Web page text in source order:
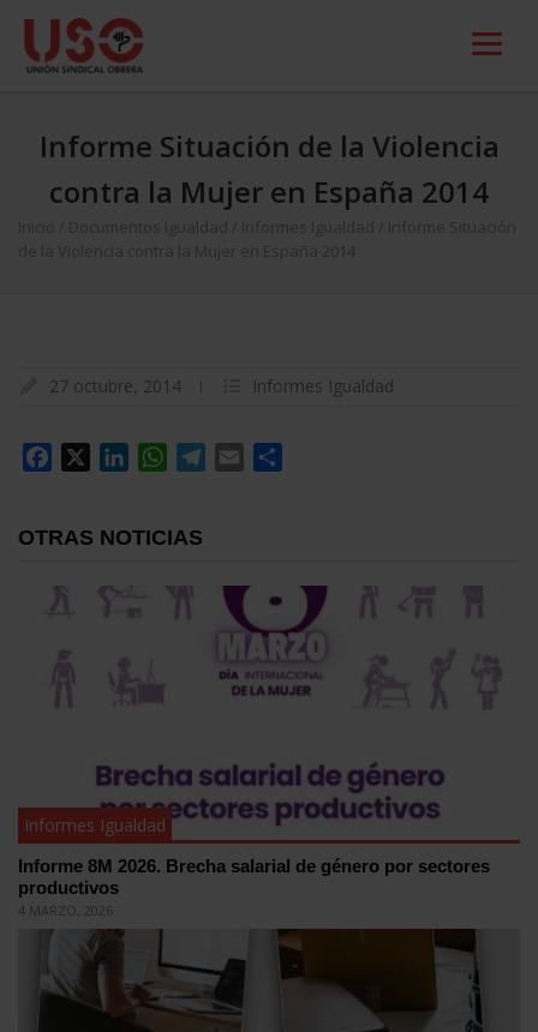
Informe Situación de la Violencia
contra la Mujer en España 2014
Inicio Documentos Igualdad Informes Igualdad
Informe Situación
de la Violencia contra la Mujer en España 2014
27 octubre, 2014 Informes Igualdad
Facebook LinkedInWhatsApp
Telegram
Email
OTRAS NOTICIAS
Informes Igualdad
Informe 8M 2026. Brecha salarial de género por sectores
productivos
4 MARZO, 2026